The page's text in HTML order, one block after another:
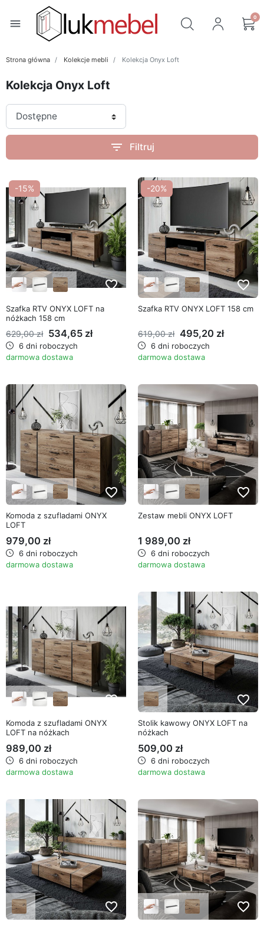
menu 0
Strona główna Kolekcje mebli Kolekcja Onyx Loft
Kolekcja Onyx Loft
filter_list Filtruj
-15%
favorite_border
Szafka RTV ONYX LOFT na
nóżkach 158 cm
629,00 zł 534,65 zł
6 dni roboczych
darmowa dostawa
-20%
favorite_border
Szafka RTV ONYX LOFT 158 cm
619,00 zł 495,20 zł
6 dni roboczych
darmowa dostawa
favorite_border
Komoda z szufladami ONYX
LOFT
979,00 zł
6 dni roboczych
darmowa dostawa
favorite_border
Zestaw mebli ONYX LOFT
1 989,00 zł
6 dni roboczych
darmowa dostawa
favorite_border
Komoda z szufladami ONYX
LOFT na nóżkach
989,00 zł
6 dni roboczych
darmowa dostawa
favorite_border
Stolik kawowy ONYX LOFT na
nóżkach
509,00 zł
6 dni roboczych
darmowa dostawa
favorite_border favorite_border